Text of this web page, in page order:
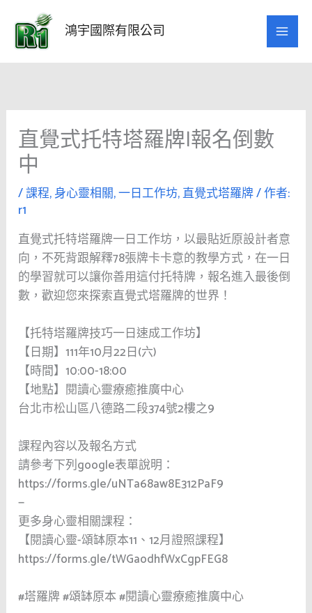
要
鴻宇國際有限公司
直覺式托特塔羅牌|報名倒數
中
/課程,身心靈相關,一日工作坊,直覺式塔羅牌/ 作者:
r1
直覺式托特塔羅牌一日工作坊，以最貼近原設計者意
向，不死背跟解釋78張牌卡卡意的教學方式，在一日
的學習就可以讓你善用這付托特牌，報名進入最後倒
數，歡迎您來探索直覺式塔羅牌的世界！
【托特塔羅牌技巧一日速成工作坊】
【日期】111年10月22日(六)
【時間】10:00-18:00
【地點】閱讀心靈療癒推廣中心
台北巿松山區八德路二段374號2樓之9
課程內容以及報名方式
請參考下列google表單說明：
https://forms.gle/uNTa68aw8E312PaF9
—
更多身心靈相關課程：
【閱讀心靈-頌缽原本11、12月證照課程】
https://forms.gle/tWGaodhfWxCgpFEG8
#塔羅牌 #頌缽原本 #閱讀心靈療癒推廣中心